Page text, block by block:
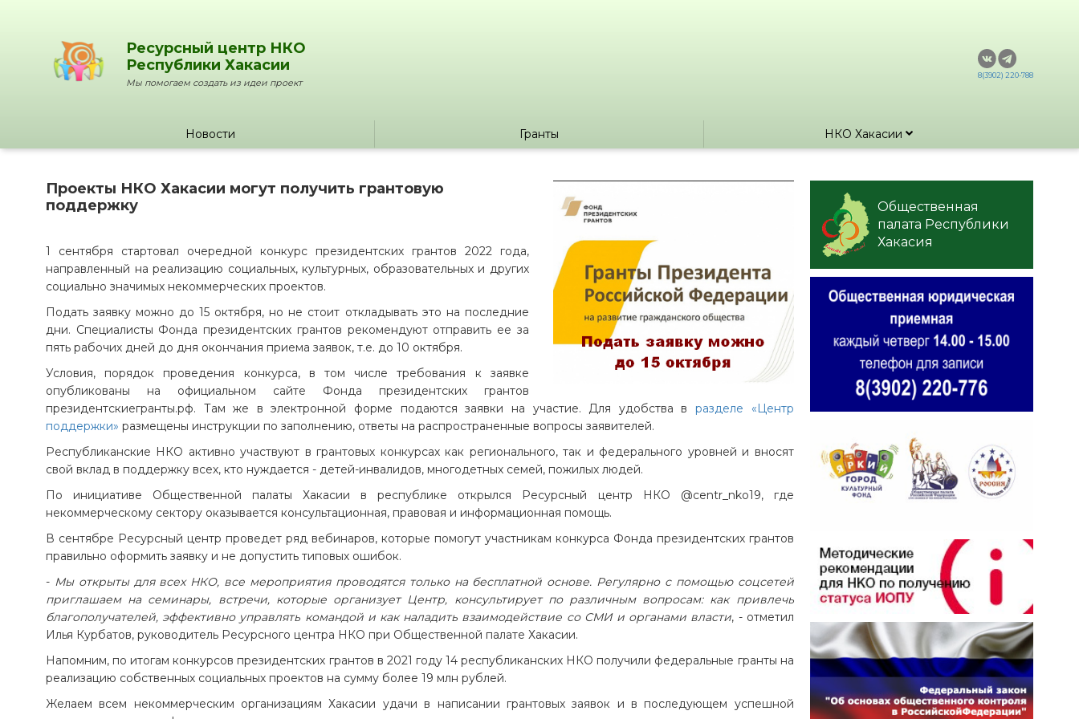
Ресурсный центр НКО
Республики Хакасии
Мы помогаем создать из идеи проект
8(3902) 220-788
Новости Гранты НКО Хакасии
Общественная
палата Республики
Хакасия
Проекты НКО Хакасии могут получить грантовую
поддержку
1 сентября стартовал очередной конкурс президентских грантов 2022 года,
направленный на реализацию социальных, культурных, образовательных и других
социально значимых некоммерческих проектов.
Подать заявку можно до 15 октября, но не стоит откладывать это на последние
дни. Специалисты Фонда президентских грантов рекомендуют отправить ее за
пять рабочих дней до дня окончания приема заявок, т.е. до 10 октября.
Условия, порядок проведения конкурса, в том числе требования к заявке
опубликованы на официальном сайте Фонда президентских грантов
президентскиегранты.рф. Там же в электронной форме подаются заявки на участие. Для удобства вразделе «Центр
поддержки» размещены инструкции по заполнению, ответы на распространенные вопросы заявителей.
Республиканские НКО активно участвуют в грантовых конкурсах как регионального, так и федерального уровней и вносят
свой вклад в поддержку всех, кто нуждается - детей-инвалидов, многодетных семей, пожилых людей.
По инициативе Общественной палаты Хакасии в республике открылся Ресурсный центр НКО @centr_nko19, где
некоммерческому сектору оказывается консультационная, правовая и информационная помощь.
В сентябре Ресурсный центр проведет ряд вебинаров, которые помогут участникам конкурса Фонда президентских грантов
правильно оформить заявку и не допустить типовых ошибок.
- Мы открыты для всех НКО, все мероприятия проводятся только на бесплатной основе. Регулярно с помощью соцсетей
приглашаем на семинары, встречи, которые организует Центр, консультирует по различным вопросам: как привлечь
благополучателей, эффективно управлять командой и как наладить взаимодействие со СМИ и органами власти, - отметил
Илья Курбатов, руководитель Ресурсного центра НКО при Общественной палате Хакасии.
Напомним, по итогам конкурсов президентских грантов в 2021 году 14 республиканских НКО получили федеральные гранты на
реализацию собственных социальных проектов на сумму более 19 млн рублей.
Желаем всем некоммерческим организациям Хакасии удачи в написании грантовых заявок и в последующем успешной